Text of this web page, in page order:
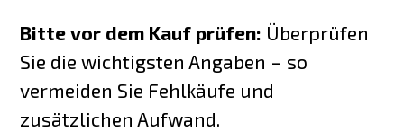
Bitte vor dem Kauf prüfen: Überprüfen
Sie die wichtigsten Angaben – so
vermeiden Sie Fehlkäufe und
zusätzlichen Aufwand.